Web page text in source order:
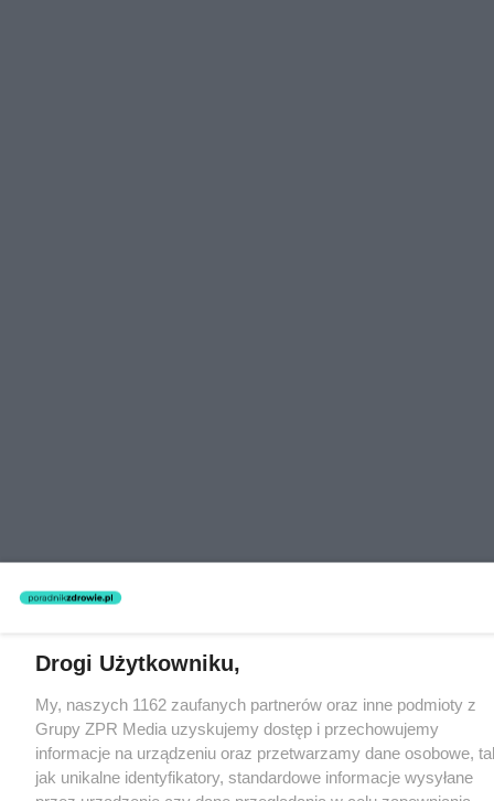
Drogi Użytkowniku,
My, naszych 1162 zaufanych partnerów oraz inne podmioty z
Grupy ZPR Media uzyskujemy dostęp i przechowujemy
informacje na urządzeniu oraz przetwarzamy dane osobowe,
jak unikalne identyfikatory, standardowe informacje wysyłane